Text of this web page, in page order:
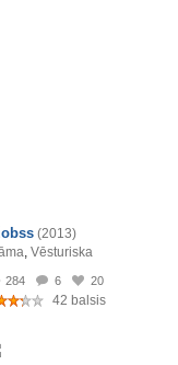
(2013)
, Vēsturiska
284 6 20
42 balsis